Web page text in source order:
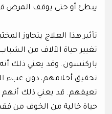
يبطئ أو حتى يوقف المرض
تأثير هذا العلاج يتجاوز
تغيير حياة الآلاف من
باركنسون. وقد يعني ذلك
تحقيق أحلامهم، دون عبء
تعيقهم. قد يعني ذلك
حياة خالية من الخوف من